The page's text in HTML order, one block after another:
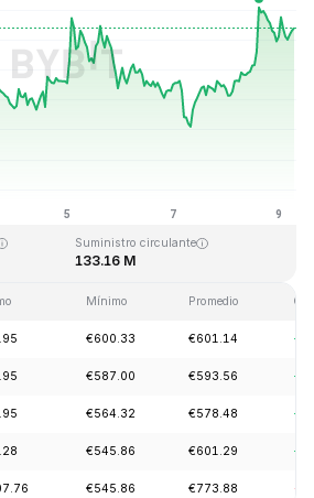
09, 06:44 GMT+0
Suministro circulante
133.16 M
Mínimo Promedio
€600.33 €601.14
€587.00 €593.56
€564.32 €578.48
€545.86 €601.29
€545.86 €773.88 -